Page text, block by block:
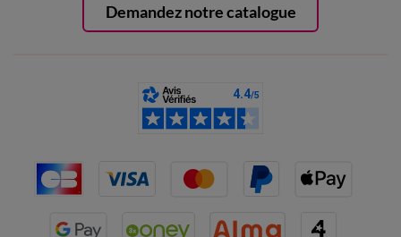
Demandez notre catalogue